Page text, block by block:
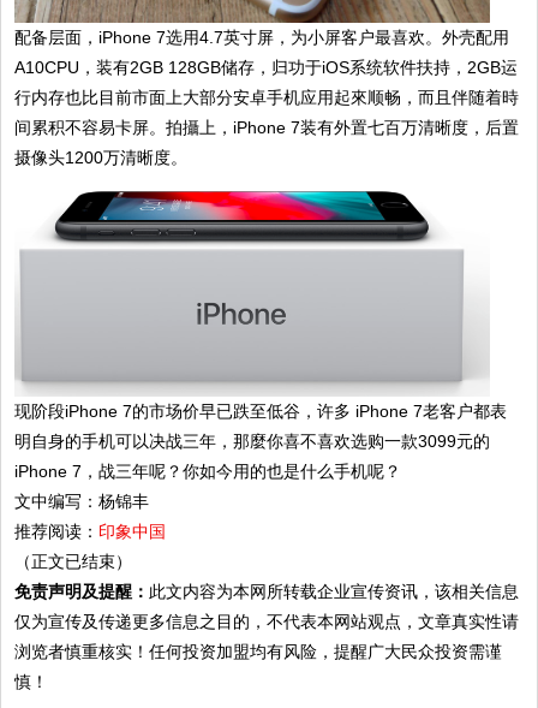
配备层面，iPhone 7选用4.7英寸屏，为小屏客户最喜欢。外壳配用
A10CPU，装有2GB 128GB储存，归功于iOS系统软件扶持，2GB运
行内存也比目前市面上大部分安卓手机应用起來顺畅，而且伴随着時
间累积不容易卡屏。拍攝上，iPhone 7装有外置七百万清晰度，后置
摄像头1200万清晰度。
现阶段iPhone 7的市场价早已跌至低谷，许多 iPhone 7老客户都表
明自身的手机可以决战三年，那麼你喜不喜欢选购一款3099元的
iPhone 7，战三年呢？你如今用的也是什么手机呢？
文中编写：杨锦丰
推荐阅读： 印象中国
（正文已结束）
免责声明及提醒： 此文内容为本网所转载企业宣传资讯，该相关信息
仅为宣传及传递更多信息之目的，不代表本网站观点，文章真实性请
浏览者慎重核实！任何投资加盟均有风险，提醒广大民众投资需谨
慎！